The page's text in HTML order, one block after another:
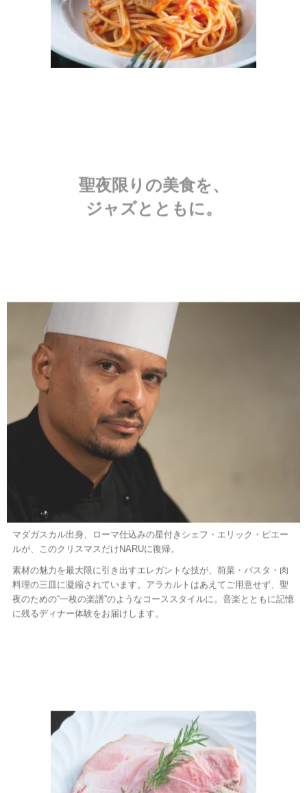
ジャズとともに。
マダガスカル出身、ローマ仕込みの星付きシェフ・エリック・ピエー
ルが、このクリスマスだけNARUに復帰。
料理の三皿に凝縮されています。アラカルトはあえてご用意せず、聖
夜のための“一枚の楽譜”のようなコーススタイルに。音楽とともに記憶
に残るディナー体験をお届けします。